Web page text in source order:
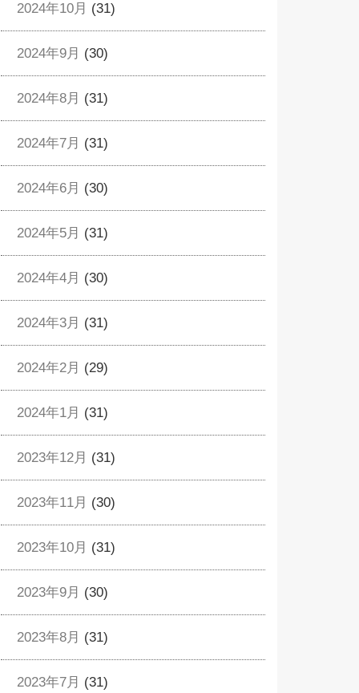
2024年10月 (31)
2024年9月 (30)
2024年8月 (31)
2024年7月 (31)
2024年6月 (30)
2024年5月 (31)
2024年4月 (30)
2024年3月 (31)
2024年2月 (29)
2024年1月 (31)
2023年12月 (31)
2023年11月 (30)
2023年10月 (31)
2023年9月 (30)
2023年8月 (31)
2023年7月 (31)